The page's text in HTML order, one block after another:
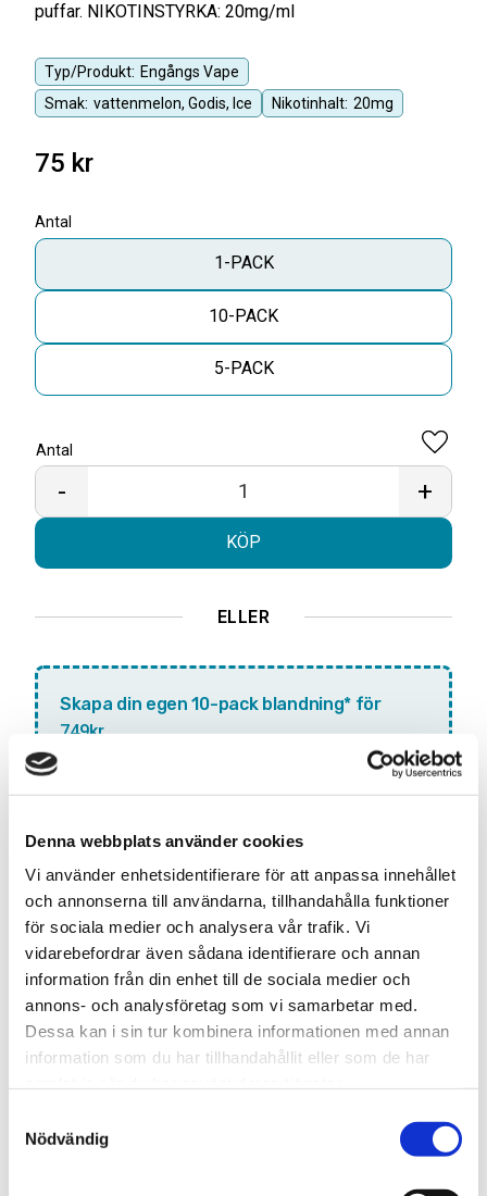
Denna webbplats använder cookies
Vi använder enhetsidentifierare för att anpassa innehållet
och annonserna till användarna, tillhandahålla funktioner
för sociala medier och analysera vår trafik. Vi
vidarebefordrar även sådana identifierare och annan
information från din enhet till de sociala medier och
annons- och analysföretag som vi samarbetar med.
Dessa kan i sin tur kombinera informationen med annan
information som du har tillhandahållit eller som de har
Nödvändig
Typ/Produkt: Engångs Vape
Smak: vattenmelon, Godis, Ice Nikotinhalt: 20mg
puffar. NIKOTINSTYRKA: 20mg/ml
75 kr
Antal
1-PACK
10-PACK
5-PACK
Antal
+
-
KÖP
Lägg
ELLER
Skapa din egen 10-pack blandning* för
749kr
Lägg till denna smak i din anpassade blandning. Välj 10
olika smaker och få dem för ett specialpris!
Antal:
LÄGG TILL VAPE I
BLANDNINGEN
Artikelnr
TSWSKU-27265-27509